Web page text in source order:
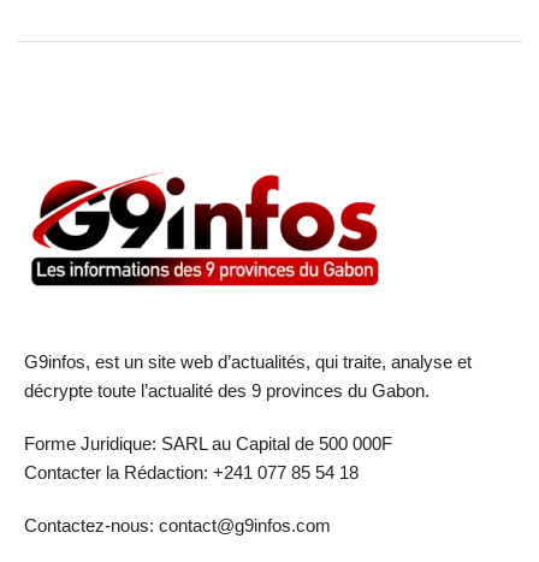
G9infos, est un site web d’actualités, qui traite, analyse et
décrypte toute l’actualité des 9 provinces du Gabon.
Forme Juridique: SARL au Capital de 500 000F
Contacter la Rédaction: +241 077 85 54 18
Contactez-nous: contact@g9infos.com